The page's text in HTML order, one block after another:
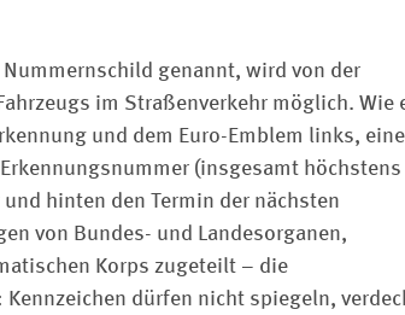
genannt, wird von der
im Straßenverkehr möglich. Wie
und dem Euro-Emblem links,
(insgesamt höchstens
hinten den Termin der nächsten
von Bundes- und Landesorganen,
Korps zugeteilt – die
dürfen nicht spiegeln,